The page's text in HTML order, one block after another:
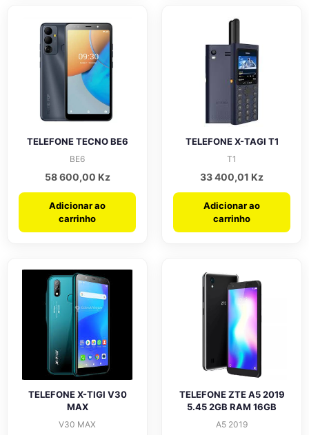
TELEFONE TECNO BE6
BE6
58 600,00 Kz
Adicionar ao
carrinho
TELEFONE X-TAGI T1
T1
33 400,01 Kz
Adicionar ao
carrinho
TELEFONE X-TIGI V30
MAX
V30 MAX
TELEFONE ZTE A5 2019
5.45 2GB RAM 16GB
A5 2019